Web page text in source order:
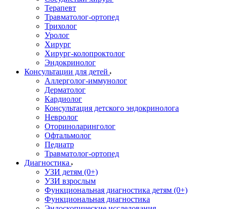
Терапевт
Травматолог-ортопед
Трихолог
Уролог
Хирург
Хирург-колопроктолог
Эндокринолог
Консультации для детей
Аллерголог-иммунолог
Дерматолог
Кардиолог
Консультация детского эндокринолога
Невролог
Оториноларинголог
Офтальмолог
Педиатр
Травматолог-ортопед
Диагностика
УЗИ детям (0+)
УЗИ взрослым
Функциональная диагностика детям (0+)
Функциональная диагностика